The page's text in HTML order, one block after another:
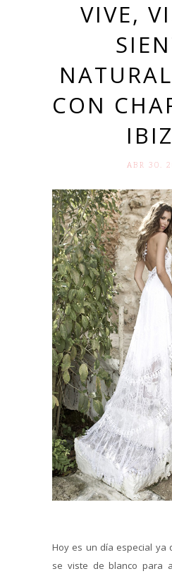
VIVE,
CON
ABR 30.
Hoy es un día especial ya
se viste de blanco para